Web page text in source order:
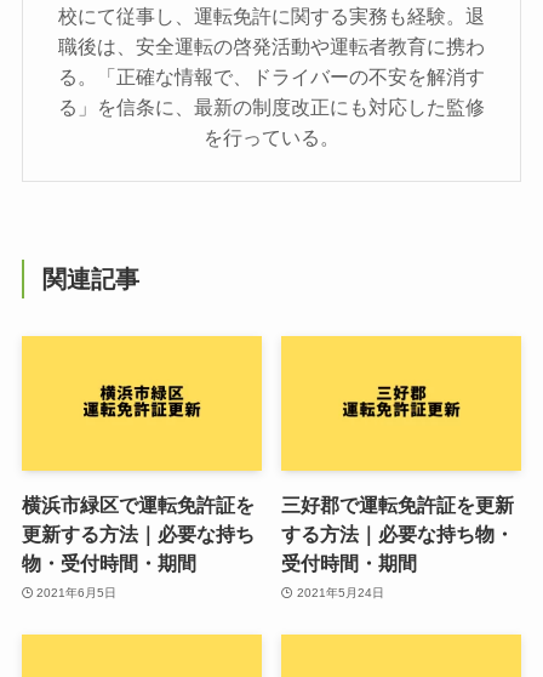
校にて従事し、運転免許に関する実務も経験。退
職後は、安全運転の啓発活動や運転者教育に携わ
る。「正確な情報で、ドライバーの不安を解消す
る」を信条に、最新の制度改正にも対応した監修
を行っている。
関連記事
横浜市緑区で運転免許証を
更新する方法｜必要な持ち
物・受付時間・期間
2021年6月5日
三好郡で運転免許証を更新
する方法｜必要な持ち物・
受付時間・期間
2021年5月24日